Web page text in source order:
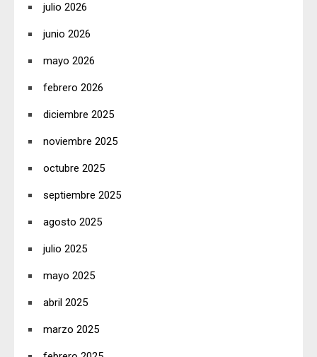
julio 2026
junio 2026
mayo 2026
febrero 2026
diciembre 2025
noviembre 2025
octubre 2025
septiembre 2025
agosto 2025
julio 2025
mayo 2025
abril 2025
marzo 2025